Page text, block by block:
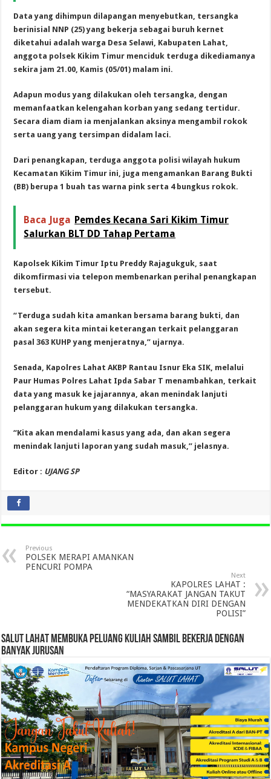
Data yang dihimpun dilapangan menyebutkan, tersangka
berinisial NNP (25) yang bekerja sebagai buruh kernet
diketahui adalah warga Desa Selawi, Kabupaten Lahat,
anggota polsek Kikim Timur menciduk terduga dikediamanya
sekira jam 21.00, Kamis (05/01) malam ini.
Adapun modus yang dilakukan oleh tersangka, dengan
memanfaatkan kelengahan korban yang sedang tertidur.
Secara diam diam ia menjalankan aksinya mengambil rokok
serta uang yang tersimpan didalam laci.
Dari penangkapan, terduga anggota polisi wilayah hukum
Kecamatan Kikim Timur ini, juga mengamankan Barang Bukti
(BB) berupa 1 buah tas warna pink serta 4 bungkus rokok.
Baca Juga Pemdes Kecana Sari Kikim Timur
Salurkan BLT DD Tahap Pertama
Kapolsek Kikim Timur Iptu Preddy Rajagukguk, saat
dikomfirmasi via telepon membenarkan perihal penangkapan
tersebut.
“Terduga sudah kita amankan bersama barang bukti, dan
akan segera kita mintai keterangan terkait pelanggaran
pasal 363 KUHP yang menjeratnya,” ujarnya.
Senada, Kapolres Lahat AKBP Rantau Isnur Eka SIK, melalui
Paur Humas Polres Lahat Ipda Sabar T menambahkan, terkait
data yang masuk ke jajarannya, akan menindak lanjuti
pelanggaran hukum yang dilakukan tersangka.
“Kita akan mendalami kasus yang ada, dan akan segera
menindak lanjuti laporan yang sudah masuk,” jelasnya.
Editor : UJANG SP
Previous
POLSEK MERAPI AMANKAN
PENCURI POMPA
Next
KAPOLRES LAHAT :
“MASYARAKAT JANGAN TAKUT
MENDEKATKAN DIRI DENGAN
POLISI”
SALUT LAHAT MEMBUKA PELUANG KULIAH SAMBIL BEKERJA DENGAN
BANYAK JURUSAN